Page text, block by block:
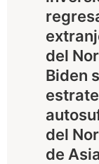
del
Biden
del
de